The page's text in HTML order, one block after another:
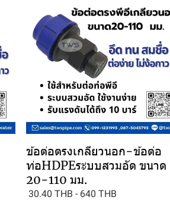
ข้อต่อตรงเกลียวนอก-ข้อต่อ
ท่อHDPEระบบสวมอัด ขนาด
20-110 มม.
30.40 THB - 640 THB